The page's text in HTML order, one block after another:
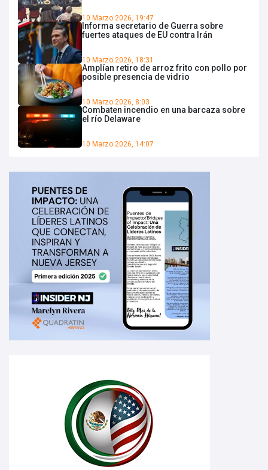
10 Marzo 2026, 19:47
Informa secretario de Guerra sobre
fuertes ataques de EU contra Irán
10 Marzo 2026, 18:31
Amplían retiro de arroz frito con pollo por
posible presencia de vidrio
10 Marzo 2026, 8:03
Combaten incendio en una barcaza sobre
el río Delaware
10 Marzo 2026, 14:07